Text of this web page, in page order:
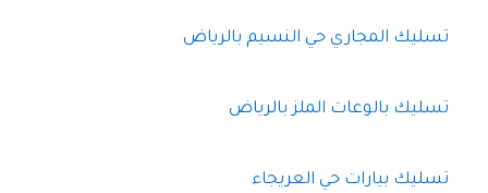
تسليك المجاري حي النسيم بالرياض
تسليك بالوعات الملز بالرياض
تسليك بيارات حي العريجاء